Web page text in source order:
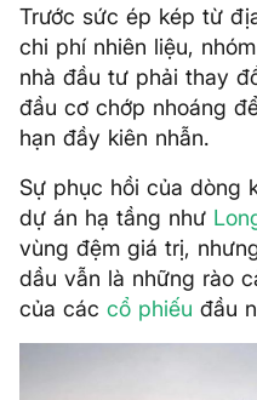
Trước sức ép kép từ
chi phí nhiên liệu,
nhà đầu tư phải thay
đầu cơ chớp nhoáng
hạn đầy kiên nhẫn.
Sự phục hồi của dòng
dự án hạ tầng như
vùng đệm giá trị,
dầu vẫn là những rào
của các cổ phiếu đầu